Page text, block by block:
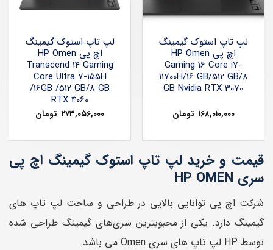
لپ تاپ استوک گیمینگ
اچ پی HP Omen
Gaming 16 Core i7-
11700H/16 GB/512 GB/8
GB Nvidia RTX 3070
۱۶۸,۰۱۰,۰۰۰ تومان
لپ تاپ استوک گیمینگ
اچ پی HP Omen
Transcend 14 Gaming
Core Ultra 7-155H
/16GB /512 GB/8 GB
RTX 4060
۲۷۳,۰۵۶,۰۰۰ تومان
قیمت و خرید لپ تاپ استوک گیمینگ اچ پی
سری HP OMEN
شرکت اچ پی توانایی بالایی در طراحی و ساخت لپ تاپ های
گیمینگ دارد. یکی از محبوبترین سری‌های گیمینگ طراحی شده
توسط HP لپ تاپ های سری Omen می باشد.